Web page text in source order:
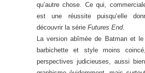
qu’autre chose. Ce qui,
est une réussite puisqu’elle
découvrir la série Futures End.
La version abîmée de Batman et le
barbichette et style moins
perspectives judicieuses, aussi